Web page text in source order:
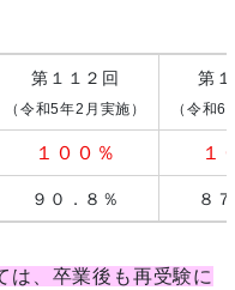
第１１２回
（令和5年2月実施）
第
（令和
１００％ １
９０．８％ ８
、卒業後も再受験に